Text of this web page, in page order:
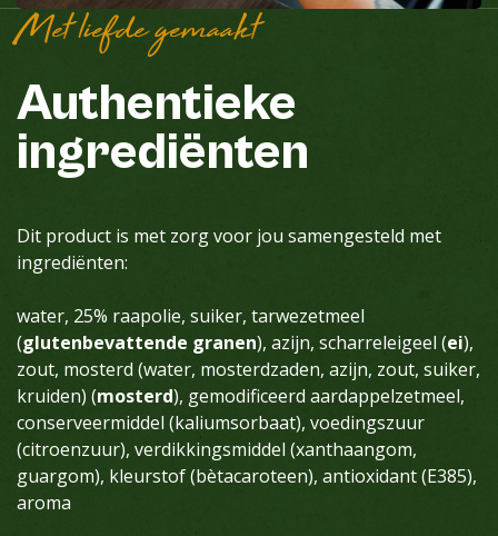
Met liefde gemaakt
Authentieke
ingrediënten
Dit product is met zorg voor jou samengesteld met
ingrediënten:
water, 25% raapolie, suiker, tarwezetmeel
(glutenbevattende granen), azijn, scharreleigeel (ei),
zout, mosterd (water, mosterdzaden, azijn, zout, suiker,
kruiden) (mosterd), gemodificeerd aardappelzetmeel,
conserveermiddel (kaliumsorbaat), voedingszuur
(citroenzuur), verdikkingsmiddel (xanthaangom,
guargom), kleurstof (bètacaroteen), antioxidant (E385),
aroma